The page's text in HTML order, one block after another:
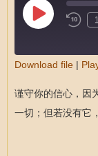
RSS FEED
LINK
Download file |
谨守你的信心，因
一切；但若没有它